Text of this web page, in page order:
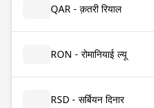
QAR - क़तरी रियाल
RON - रोमानियाई ल्यू
RSD - सर्बियन दिनार